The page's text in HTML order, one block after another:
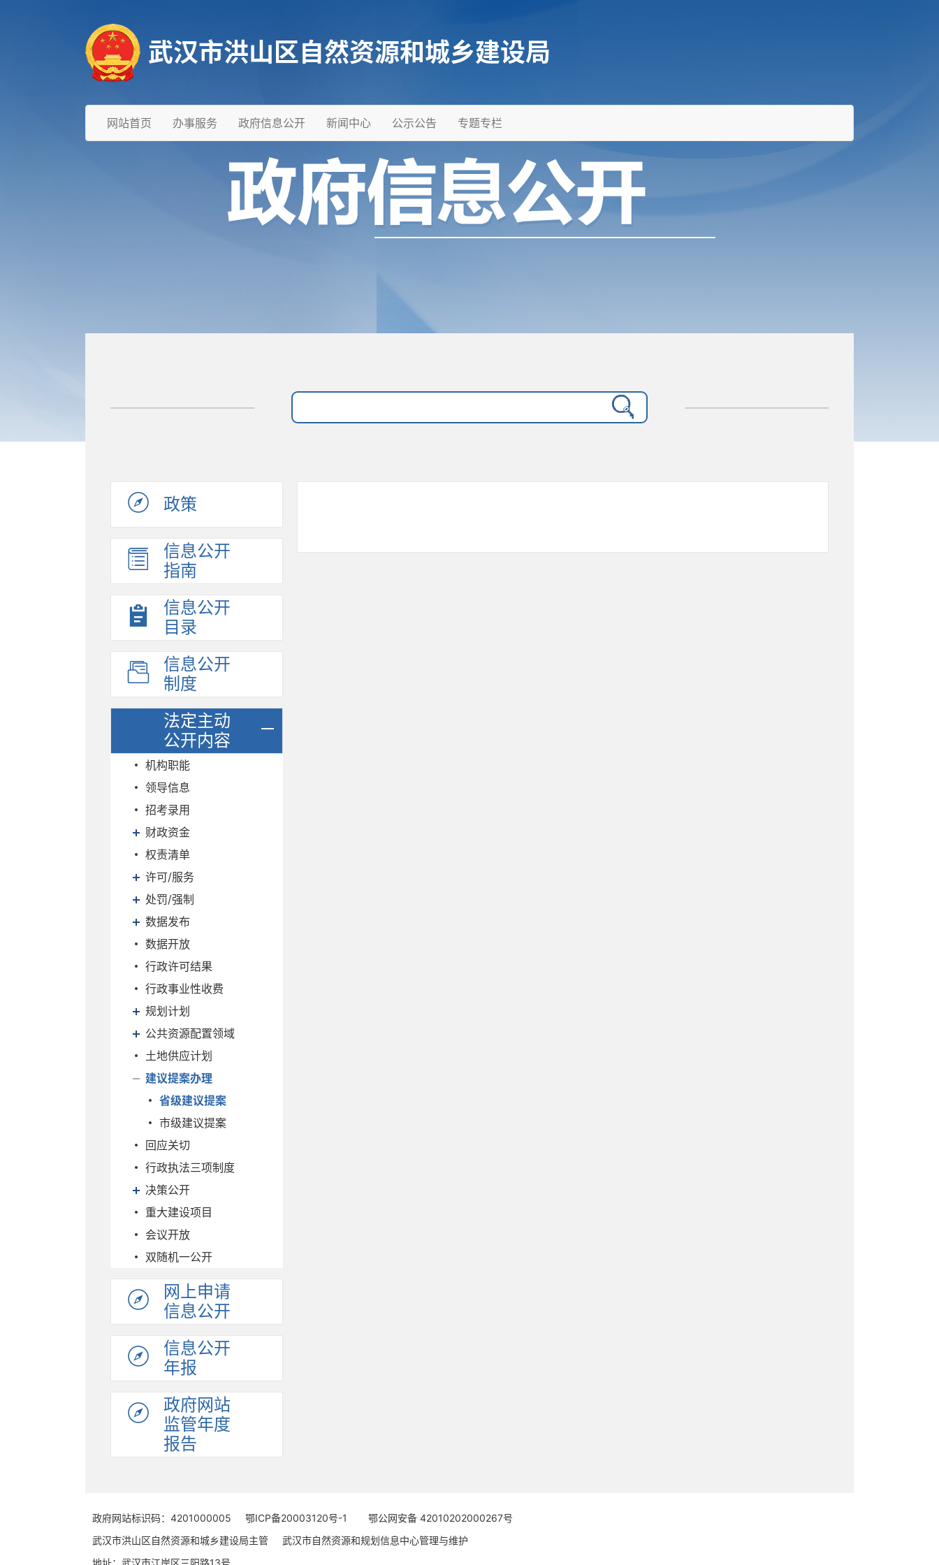
武汉市洪山区自然资源和城乡建设局
网站首页 办事服务 政府信息公开 新闻中心 公示公告 专题专栏
政策
信息公开
指南
信息公开
目录
信息公开
制度
法定主动
公开内容
机构职能
领导信息
招考录用
财政资金
权责清单
许可/服务
处罚/强制
数据发布
数据开放
行政许可结果
行政事业性收费
规划计划
公共资源配置领域
土地供应计划
建议提案办理
省级建议提案
市级建议提案
回应关切
行政执法三项制度
决策公开
重大建设项目
会议开放
双随机一公开
网上申请
信息公开
信息公开
年报
政府网站
监管年度
报告
政府网站标识码：4201000005 鄂ICP备20003120号-1
鄂公网安备 42010202000267号
武汉市洪山区自然资源和城乡建设局主管
武汉市自然资源和规划信息中心管理与维护
地址：武汉市江岸区三阳路13号